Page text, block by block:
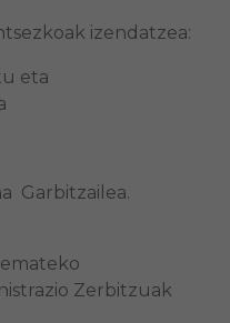
izendatzea:
eta
Garbitzailea.
Zerbitzuak